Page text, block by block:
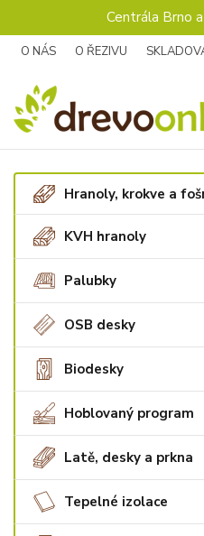
Centrála Brno
O NÁS O ŘEZIVU
Hranoly, krokve a
KVH hranoly
Palubky
OSB desky
Biodesky
Hoblovaný program
Latě, desky a prkna
Tepelné izolace